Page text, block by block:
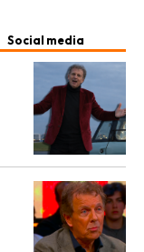
Social media